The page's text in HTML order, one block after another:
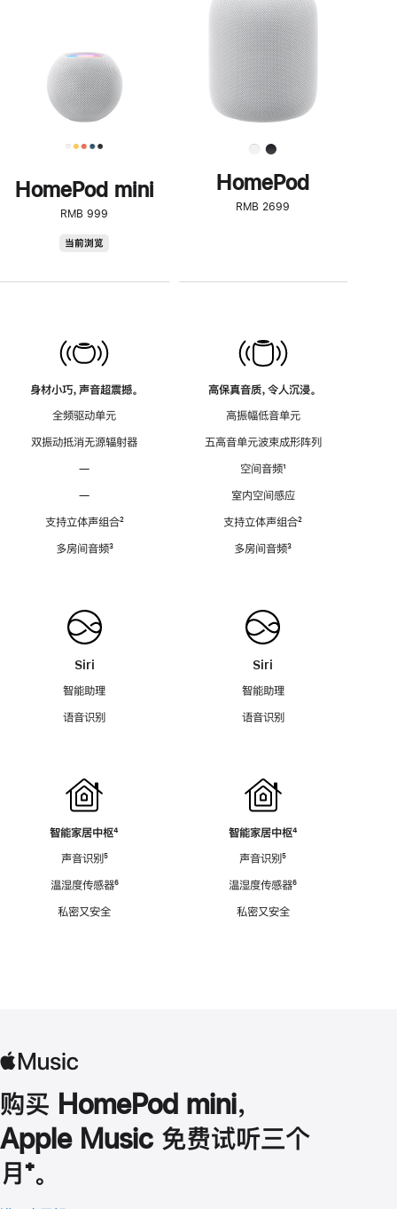
HomePod mini
RMB 999
当前浏览
身材小巧，声音超震撼。
全频驱动单元
双振动抵消无源辐射器
—
—
支持立体声组合脚
²
多房间音频脚
³
Siri
智能助理
语音识别
智能家居中枢脚
⁴
声音识别脚
⁵
温湿度传感器脚
⁶
私密又安全
了
解
HomePod<
HomePod
RMB 2699
高保真音质，令人沉浸。
高振幅低音单元
五高音单元波束成形阵列
空间音频脚
¹
室内空间感应
支持立体声组合脚
²
多房间音频脚
³
Siri
智能助理
语音识别
智能家居中枢脚
⁴
声音识别脚
⁵
温湿度传感器脚
⁶
私密又安全
购买 HomePod mini，
Apple Music 免费试听三个
月 脚
⁺。